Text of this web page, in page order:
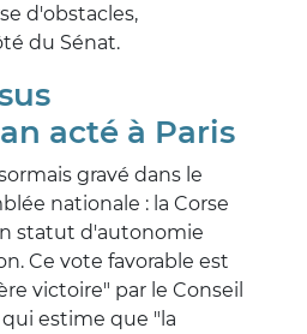
d'obstacles,
du Sénat.
acté à Paris
gravé dans le
nationale : la Corse
statut d'autonomie
Ce vote favorable est
victoire" par le Conseil
estime que "la